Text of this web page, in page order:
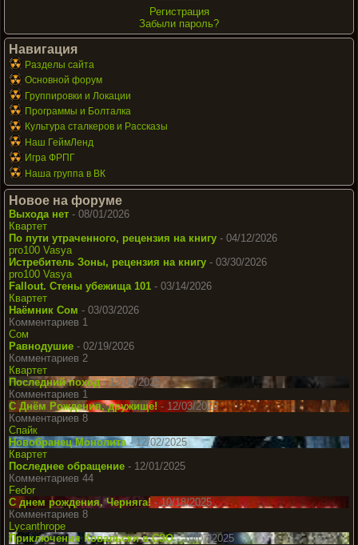
Регистрация
Забыли пароль?
Навигация
Разделы сайта
Основной форум
Группировки и Локации
Программы и Болталка
Культура сталкеров и Рассказы
Наш ГеймЛенд
Игра ФРПГ
Наша группа в ВК
Новое на форуме
Выхода нет - 08/01/2026
Квартет
По пути утраченного, рецензия на книгу - 04/12/2026
pro100 Vasya
Истребитель Зоны, рецензия на книгу - 03/30/2026
pro100 Vasya
Fallout. Стены убежища 101 - 03/14/2026
Квартет
Наёмник Сом - 03/03/2026
Комментариев 1
Сом
Равнодушие - 02/19/2026
Комментариев 2
Квартет
Последний поход- 12/08/2025
Комментариев 1
С Днём Рождения, дружище! - 12/03/2025
Комментариев 8
Спайк
Новобранец Монолита - 12/02/2025
Квартет
Последнее обращение - 12/01/2025
Комментариев 44
Fedor
С днем рождения, Черняга!- 10/18/2025
Комментариев 8
Lycanthrope
Приключения Ковальски в СЗО- 10/07/2025